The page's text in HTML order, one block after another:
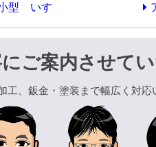
型 いすゞ
ご案内させてい
、鈑金・塗装まで幅広く対応